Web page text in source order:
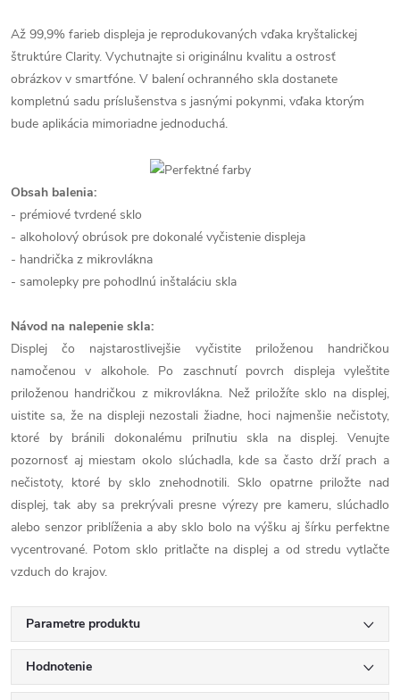
Až 99,9% farieb displeja je reprodukovaných vďaka kryštalickej
štruktúre Clarity. Vychutnajte si originálnu kvalitu a ostrosť
obrázkov v smartfóne. V balení ochranného skla dostanete
kompletnú sadu príslušenstva s jasnými pokynmi, vďaka ktorým
bude aplikácia mimoriadne jednoduchá.
Obsah balenia:
- prémiové tvrdené sklo
- alkoholový obrúsok pre dokonalé vyčistenie displeja
- handrička z mikrovlákna
- samolepky pre pohodlnú inštaláciu skla
Návod na nalepenie skla:
Displej čo najstarostlivejšie vyčistite priloženou handričkou
namočenou v alkohole. Po zaschnutí povrch displeja vyleštite
priloženou handričkou z mikrovlákna. Než priložíte sklo na displej,
uistite sa, že na displeji nezostali žiadne, hoci najmenšie nečistoty,
ktoré by bránili dokonalému priľnutiu skla na displej. Venujte
pozornosť aj miestam okolo slúchadla, kde sa často drží prach a
nečistoty, ktoré by sklo znehodnotili. Sklo opatrne priložte nad
displej, tak aby sa prekrývali presne výrezy pre kameru, slúchadlo
alebo senzor priblíženia a aby sklo bolo na výšku aj šírku perfektne
vycentrované. Potom sklo pritlačte na displej a od stredu vytlačte
vzduch do krajov.
Parametre produktu
Hodnotenie